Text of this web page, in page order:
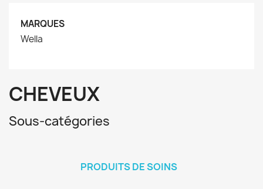
MARQUES
Wella
CHEVEUX
Sous-catégories
PRODUITS DE SOINS